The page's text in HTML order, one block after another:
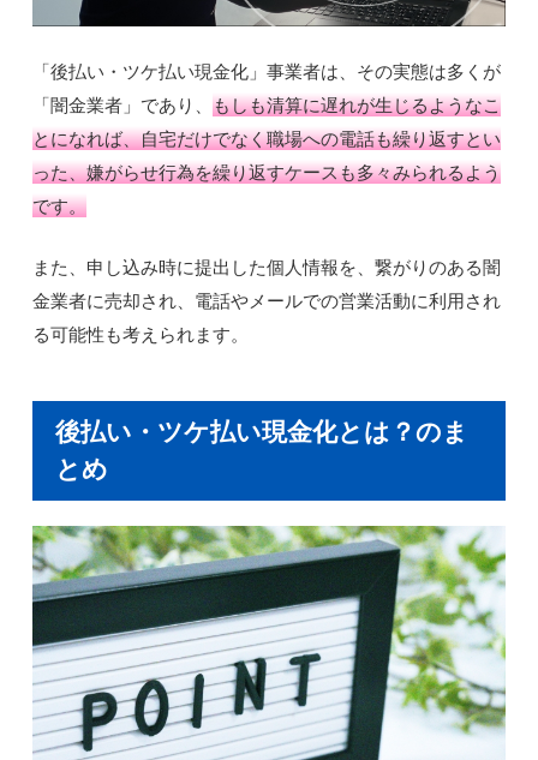
「後払い・ツケ払い現金化」事業者は、その実態は多くが
「闇金業者」であり、もしも清算に遅れが生じるようなこ
とになれば、自宅だけでなく職場への電話も繰り返すとい
った、嫌がらせ行為を繰り返すケースも多々みられるよう
です。
また、申し込み時に提出した個人情報を、繋がりのある闇
金業者に売却され、電話やメールでの営業活動に利用され
る可能性も考えられます。
後払い・ツケ払い現金化とは？のま
とめ